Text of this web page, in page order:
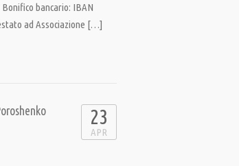
bancario: IBAN
ad Associazione […]
23
APR